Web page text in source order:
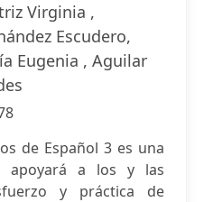
Virginia ,
Escudero,
Eugenia , Aguilar
de Español 3 es una
apoyará a los y las
y práctica de